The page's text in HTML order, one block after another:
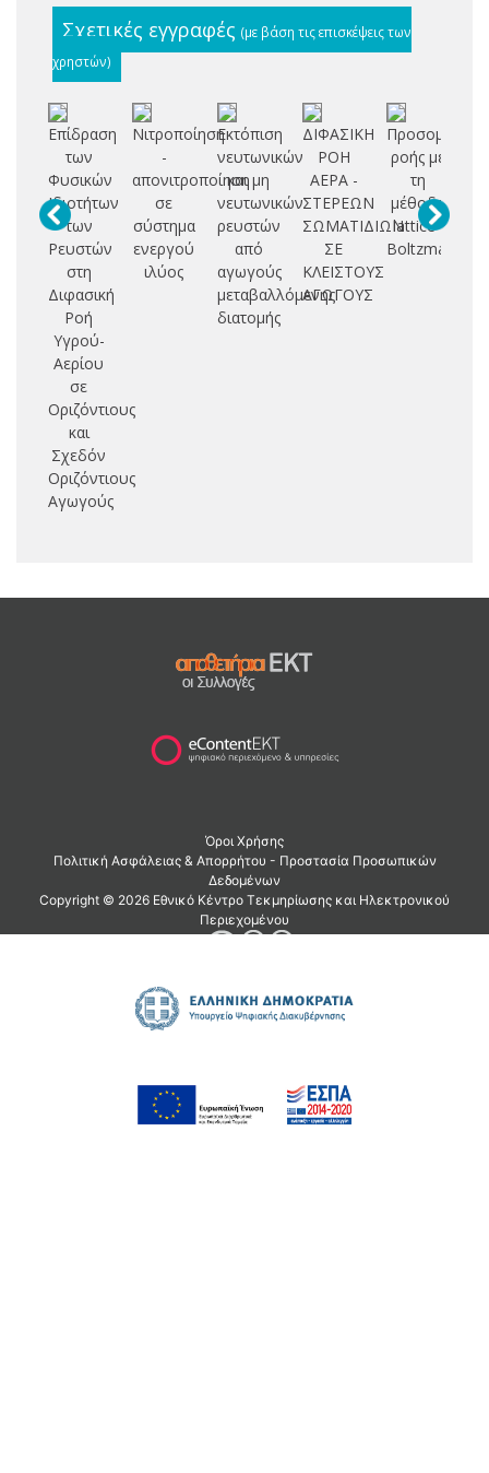
Σχετικές εγγραφές (με βάση τις επισκέψεις των
χρηστών)
Επίδραση
των
Φυσικών
Ιδιοτήτων
των
Ρευστών
στη
Διφασική
Ροή
Υγρού-
Αερίου
σε
Οριζόντιους
και
Σχεδόν
Οριζόντιους
Αγωγούς
Νιτροποίηση
-
απονιτροποίηση
σε
σύστημα
ενεργού
ιλύος
Εκτόπιση
νευτωνικών
και μη
νευτωνικών
ρευστών
από
αγωγούς
μεταβαλλόμενης
διατομής
ΔΙΦΑΣΙΚΗ
ΡΟΗ
ΑΕΡΑ -
ΣΤΕΡΕΩΝ
ΣΩΜΑΤΙΔΙΩΝ
ΣΕ
ΚΛΕΙΣΤΟΥΣ
ΑΓΩΓΟΥΣ
Προσομοίωση
ροής με
τη
μέθοδο
lattice–
Boltzmann